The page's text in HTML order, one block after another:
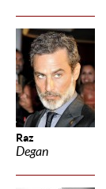
Raz
Degan